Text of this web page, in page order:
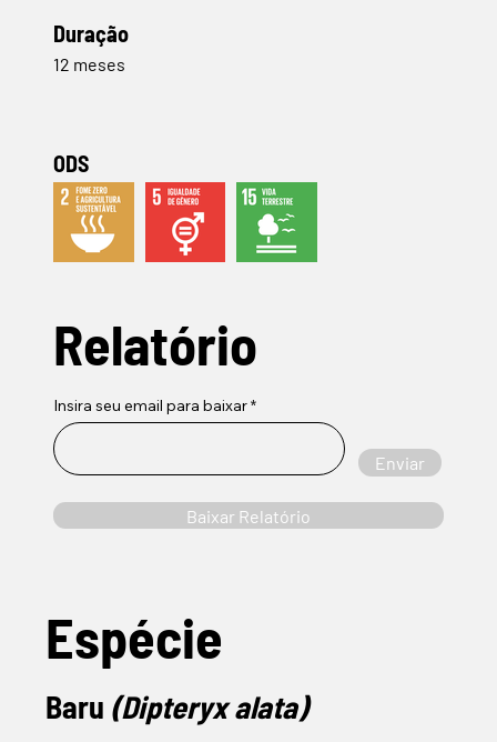
Duração
12 meses
Relatório
Insira seu email para baixar
Enviar
Baixar Relatório
ODS
Espécie
Baru (Dipteryx alata)